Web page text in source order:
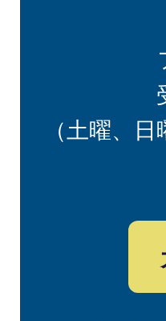
（土曜、